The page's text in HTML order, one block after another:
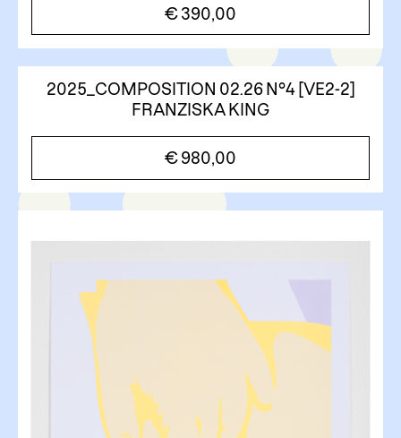
€390,00
2025_COMPOSITION 02.26 N°4 [VE2-2]
FRANZISKA KING
€980,00